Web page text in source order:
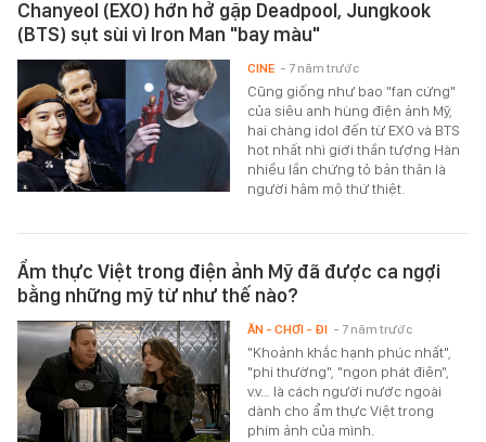
Chanyeol (EXO) hớn hở gặp Deadpool, Jungkook
(BTS) sụt sùi vì Iron Man "bay màu"
Cũng giống như bao "fan cứng"
của siêu anh hùng điện ảnh Mỹ,
hai chàng idol đến từ EXO và BTS
hot nhất nhì giới thần tượng Hàn
nhiều lần chứng tỏ bản thân là
người hâm mộ thứ thiệt.
CINE - 7 năm trước
Ẩm thực Việt trong điện ảnh Mỹ đã được ca ngợi
bằng những mỹ từ như thế nào?
"Khoảnh khắc hạnh phúc nhất",
"phi thường", "ngon phát điên",
v.v… là cách người nước ngoài
dành cho ẩm thực Việt trong
phim ảnh của mình.
ĂN - CHƠI - ĐI - 7 năm trước